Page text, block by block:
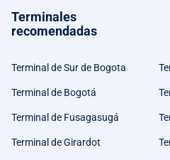
Terminales
recomendadas
Terminal de Sur de Bogota
Terminal de Bogotá
Terminal de Fusagasugá
Terminal de Girardot